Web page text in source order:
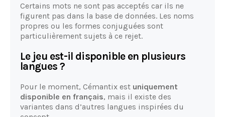
Certains mots ne sont pas acceptés car ils ne
figurent pas dans la base de données. Les noms
propres ou les formes conjuguées sont
particulièrement sujets à ce rejet.
Le jeu est-il disponible en plusieurs
langues ?
Pour le moment, Cémantix est uniquement
disponible en français, mais il existe des
variantes dans d’autres langues inspirées du